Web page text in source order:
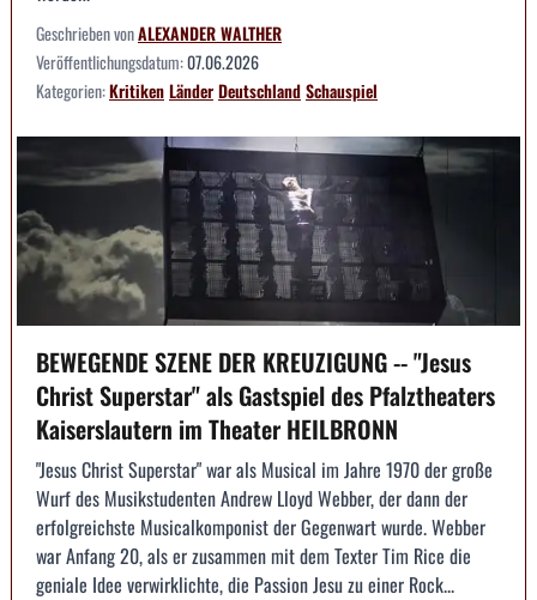
Geschrieben vonALEXANDER WALTHER
Veröffentlichungsdatum:07.06.2026
Kategorien:KritikenLänderDeutschlandSchauspiel
BEWEGENDE SZENE DER KREUZIGUNG -- "Jesus
Christ Superstar" als Gastspiel des Pfalztheaters
Kaiserslautern im Theater HEILBRONN
"Jesus Christ Superstar" war als Musical im Jahre 1970 der große
Wurf des Musikstudenten Andrew Lloyd Webber, der dann der
erfolgreichste Musicalkomponist der Gegenwart wurde. Webber
war Anfang 20, als er zusammen mit dem Texter Tim Rice die
geniale Idee verwirklichte, die Passion Jesu zu einer Rock...